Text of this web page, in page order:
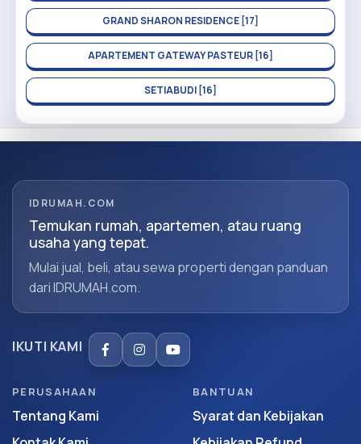
GRAND SHARON RESIDENCE [17]
APARTEMENT GATEWAY PASTEUR [16]
SETIABUDI [16]
IDRUMAH.COM
Temukan rumah, apartemen, atau ruang
usaha yang tepat.
Mulai jual, beli, atau sewa properti dengan panduan
dari IDRUMAH.com.
IKUTI KAMI
PERUSAHAAN
Tentang Kami
BANTUAN
Syarat dan Kebijakan